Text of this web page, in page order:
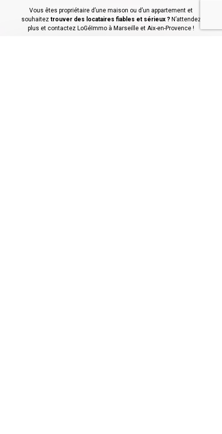
Vous êtes propriétaire d’une maison ou d’un appartement et
souhaitez trouver des locataires fiables et sérieux ? N’attendez
plus et contactez LoGéImmo à Marseille et Aix-en-Provence !